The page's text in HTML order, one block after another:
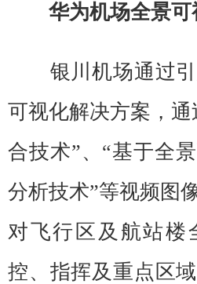
华为机场全景
银川机场通过引
可视化解决方案，
合技术”、“基于全
分析技术”等视频图
对飞行区及航站楼
控、指挥及重点区